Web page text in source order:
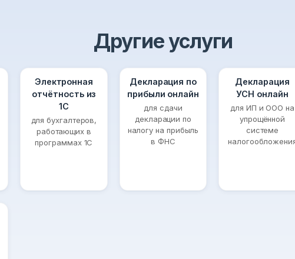
Другие услуги
Электронная
отчётность из
1С
для бухгалтеров,
работающих в
программах 1С
Декларация по
прибыли онлайн
для сдачи
декларации по
налогу на прибыль
в ФНС
Декларация
УСН онлайн
для ИП и ООО на
упрощённой
системе